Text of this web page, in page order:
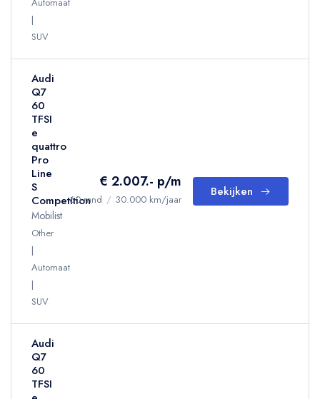
SUV
Audi
Q7
60
TFSI
e
quattro
Pro
Line
S
Competition
Mobilist
Other
Automaat
SUV
€ 2.007.- p/m
60 mnd / 30.000 km/jaar
Bekijken
Audi
Q7
60
TFSI